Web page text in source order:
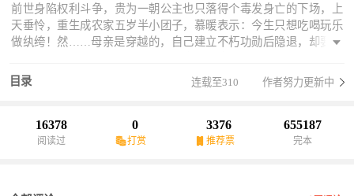
前世身陷权利斗争，贵为一朝公主也只落得个毒发身亡的下场，上
天垂怜，重生成农家五岁半小团子，慕暖表示：今生只想吃喝玩乐
做纨绔！然……母亲是穿越的，自己建立不朽功勋后隐退，却要把
产等着她继承！慕暖表示不对劲，全家人的马甲怎么扒起来三天三
夜都没扒完？这个送上门的赘婿小夫君又是谁？每天只想着逃学当
休了他！陆时宴摸着下巴：这个憨厚老实的人设暖暖不喜欢，要不
我换一个？慕暖：总有一日我会拆了你所有的人设！
目录 连载至310 作者努力更新中
16378
阅读过
0
打赏
3376
推荐票
655187
完本